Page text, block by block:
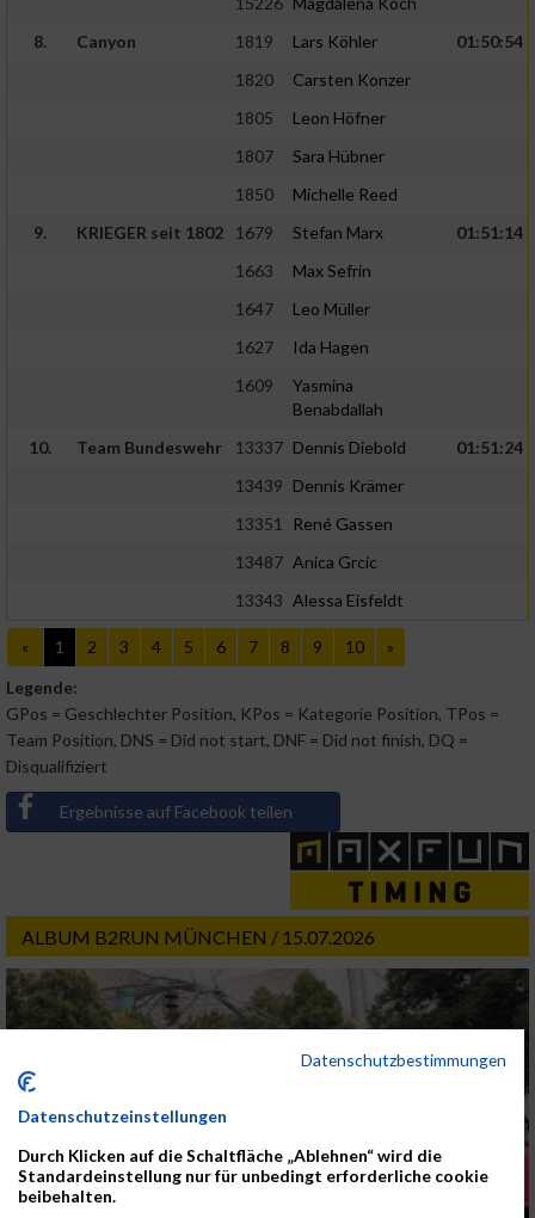
8.
Canyon 1819 Lars Köhler
01:50:54
1820
Carsten Konzer
1805
Leon Höfner
1807
Sara Hübner
1850
Michelle Reed
9.
KRIEGER seit 1802 1679 Stefan Marx
01:51:14
1663
Max Sefrin
1647
Leo Müller
1627
Ida Hagen
1609
Yasmina
Benabdallah
10.
Team Bundeswehr 13337 Dennis Diebold
01:51:24
13439 Dennis Krämer
13351
René Gassen
13487 Anica Grcic
13343 Alessa Eisfeldt
« 1 2 3 4 5 6 7 8 9 10
»
Legende:
GPos = Geschlechter Position, KPos = Kategorie Position, TPos =
Team Position, DNS = Did not start, DNF = Did not finish, DQ =
Disqualifiziert
Ergebnisse auf Facebook teilen
ALBUM B2RUN MÜNCHEN / 15.07.2026
Datenschutzbestimmungen
Datenschutzeinstellungen
Durch Klicken auf die Schaltfläche „Ablehnen“ wird die
Standardeinstellung nur für unbedingt erforderliche cookie
beibehalten.